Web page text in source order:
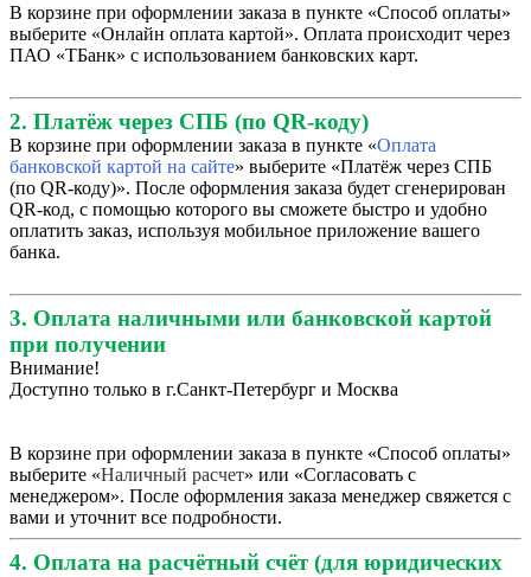
В корзине при оформлении заказа в пункте «Способ оплаты»
выберите «Онлайн оплата картой». Оплата происходит через
ПАО «ТБанк» с использованием банковских карт.
2. Платёж через СПБ (по QR-коду)
В корзине при оформлении заказа в пункте «Оплата
банковской картой на сайте» выберите «Платёж через СПБ
(по QR-коду)». После оформления заказа будет сгенерирован
QR-код, с помощью которого вы сможете быстро и удобно
оплатить заказ, используя мобильное приложение вашего
банка.
3. Оплата наличными или банковской картой
при получении
Внимание!
Доступно только в г.Санкт-Петербург и Москва
В корзине при оформлении заказа в пункте «Способ оплаты»
выберите «Наличный расчет» или «Согласовать с
менеджером». После оформления заказа менеджер свяжется с
вами и уточнит все подробности.
4. Оплата на расчётный счёт (для юридических